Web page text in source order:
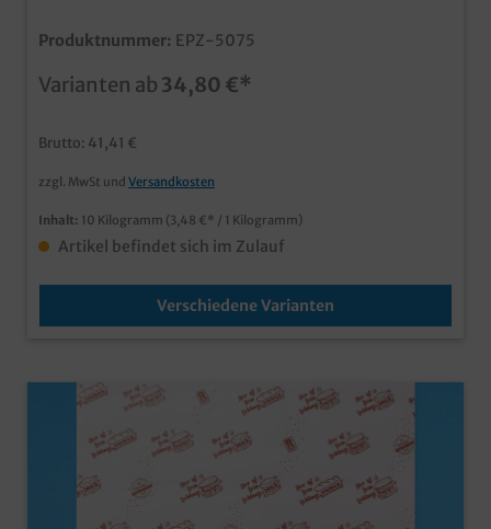
Produktnummer: EPZ-5075
Varianten ab 34,80 €*
Brutto: 41,41 €
zzgl. MwSt und Versandkosten
Inhalt: 10 Kilogramm (3,48 €* / 1 Kilogramm)
Artikel befindet sich im Zulauf
Verschiedene Varianten